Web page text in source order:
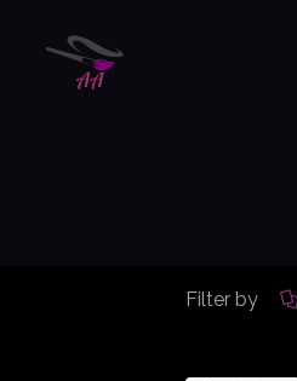
Filter by